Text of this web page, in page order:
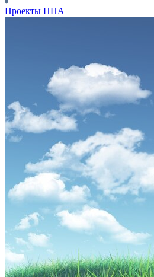
Проекты НПА